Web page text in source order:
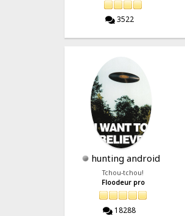
3522
hunting android
Tchou-tchou!
Floodeur pro
18288